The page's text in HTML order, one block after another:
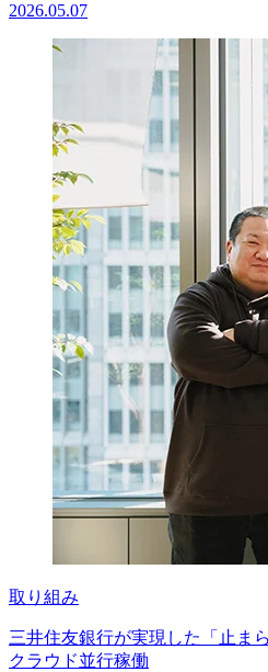
2026.05.07
取り組み
三井住友銀行が実現した「止ま
クラウド並行稼働